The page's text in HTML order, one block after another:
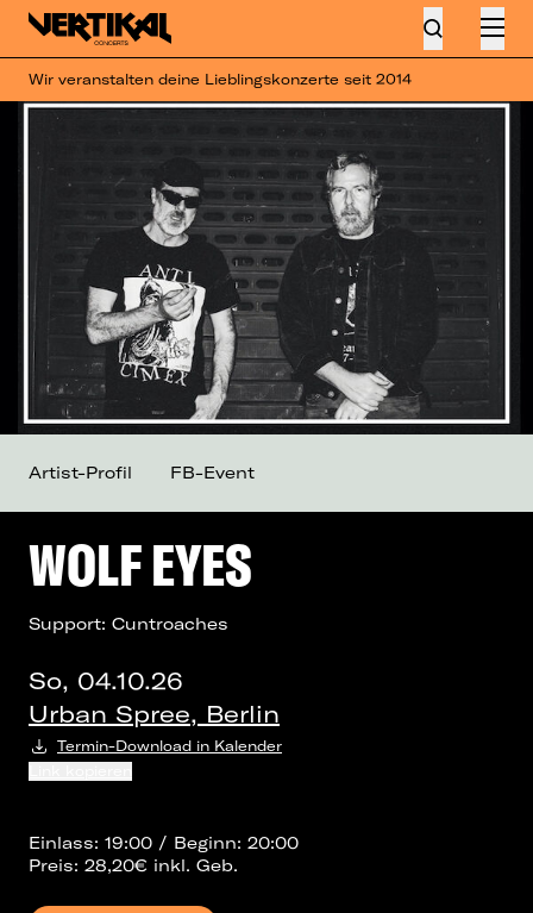
Wir veranstalten deine Lieblingskonzerte seit 2014
WOLF EYES
Support: Cuntroaches
So, 04.10.26
Urban Spree, Berlin
Termin-Download in Kalender
Einlass: 19:00 / Beginn: 20:00
Preis: 28,20€ inkl. Geb.
Artist-Profil FB-Event